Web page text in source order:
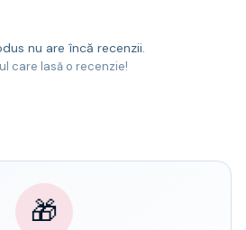
nu are încă recenzii.
care lasă o recenzie!
🎁